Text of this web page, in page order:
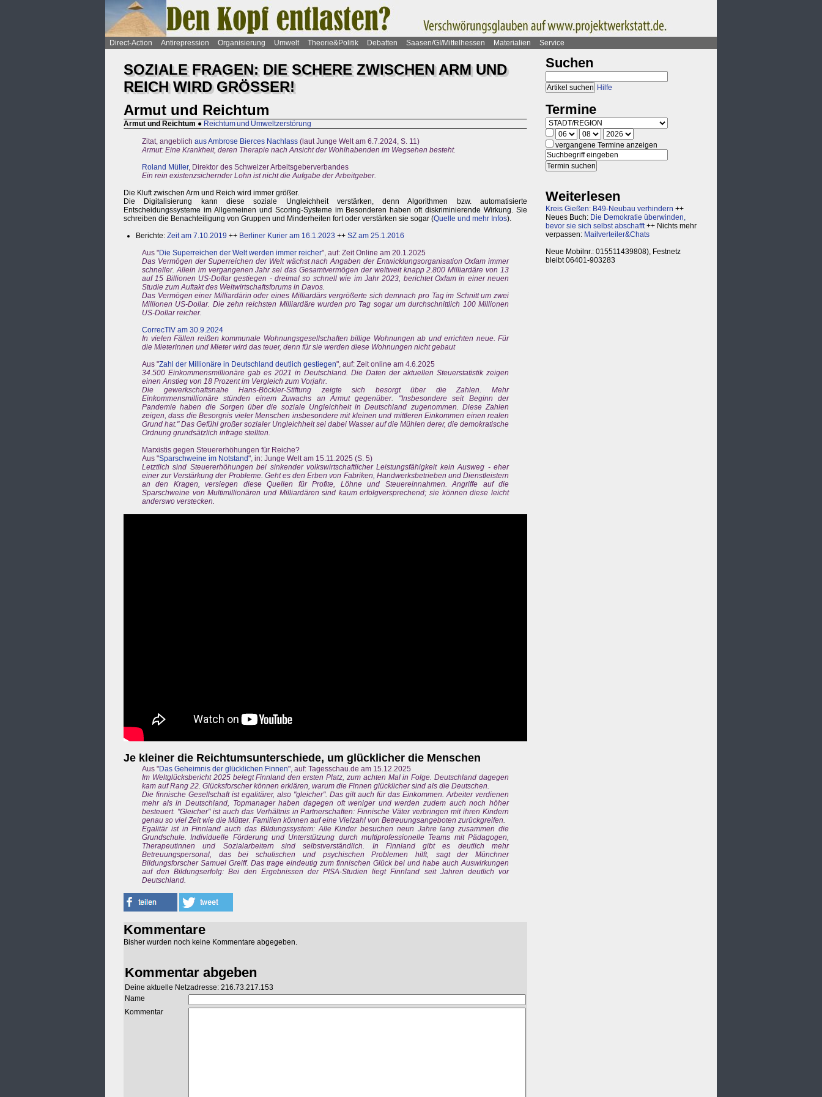
Direct-Action Antirepression Organisierung Umwelt Theorie&Politik Debatten Saasen/GI/Mittelhessen Materialien Service
SOZIALE FRAGEN: DIE SCHERE ZWISCHEN ARM UND
REICH WIRD GRÖSSER!
Armut und Reichtum
Armut und Reichtum ● Reichtum und Umweltzerstörung
Zitat, angeblich aus Ambrose Bierces Nachlass (laut Junge Welt am 6.7.2024, S. 11)
Armut: Eine Krankheit, deren Therapie nach Ansicht der Wohlhabenden im Wegsehen besteht.
Roland Müller, Direktor des Schweizer Arbeitsgeberverbandes
Ein rein existenzsichernder Lohn ist nicht die Aufgabe der Arbeitgeber.
Die Kluft zwischen Arm und Reich wird immer größer.
Die Digitalisierung kann diese soziale Ungleichheit verstärken, denn Algorithmen bzw. automatisierte
Entscheidungssysteme im Allgemeinen und Scoring-Systeme im Besonderen haben oft diskriminierende Wirkung. Sie
schreiben die Benachteiligung von Gruppen und Minderheiten fort oder verstärken sie sogar (Quelle und mehr Infos).
Berichte: Zeit am 7.10.2019 ++ Berliner Kurier am 16.1.2023 ++ SZ am 25.1.2016
Aus "Die Superreichen der Welt werden immer reicher", auf: Zeit Online am 20.1.2025
Das Vermögen der Superreichen der Welt wächst nach Angaben der Entwicklungsorganisation Oxfam immer
schneller. Allein im vergangenen Jahr sei das Gesamtvermögen der weltweit knapp 2.800 Milliardäre von 13
auf 15 Billionen US-Dollar gestiegen - dreimal so schnell wie im Jahr 2023, berichtet Oxfam in einer neuen
Studie zum Auftakt des Weltwirtschaftsforums in Davos.
Das Vermögen einer Milliardärin oder eines Milliardärs vergrößerte sich demnach pro Tag im Schnitt um zwei
Millionen US-Dollar. Die zehn reichsten Milliardäre wurden pro Tag sogar um durchschnittlich 100 Millionen
US-Dollar reicher.
CorrecTIV am 30.9.2024
In vielen Fällen reißen kommunale Wohnungsgesellschaften billige Wohnungen ab und errichten neue. Für
die Mieterinnen und Mieter wird das teuer, denn für sie werden diese Wohnungen nicht gebaut
Aus "Zahl der Millionäre in Deutschland deutlich gestiegen", auf: Zeit online am 4.6.2025
34.500 Einkommensmillionäre gab es 2021 in Deutschland. Die Daten der aktuellen Steuerstatistik zeigen
einen Anstieg von 18 Prozent im Vergleich zum Vorjahr.
Die gewerkschaftsnahe Hans-Böckler-Stiftung zeigte sich besorgt über die Zahlen. Mehr
Einkommensmillionäre stünden einem Zuwachs an Armut gegenüber. "Insbesondere seit Beginn der
Pandemie haben die Sorgen über die soziale Ungleichheit in Deutschland zugenommen. Diese Zahlen
zeigen, dass die Besorgnis vieler Menschen insbesondere mit kleinen und mittleren Einkommen einen realen
Grund hat." Das Gefühl großer sozialer Ungleichheit sei dabei Wasser auf die Mühlen derer, die demokratische
Ordnung grundsätzlich infrage stellten.
Marxistis gegen Steuererhöhungen für Reiche?
Aus "Sparschweine im Notstand", in: Junge Welt am 15.11.2025 (S. 5)
Letztlich sind Steuererhöhungen bei sinkender volkswirtschaftlicher Leistungsfähigkeit kein Ausweg - eher
einer zur Verstärkung der Probleme. Geht es den Erben von Fabriken, Handwerksbetrieben und Dienstleistern
an den Kragen, versiegen diese Quellen für Profite, Löhne und Steuereinnahmen. Angriffe auf die
Sparschweine von Multimillionären und Milliardären sind kaum erfolgversprechend; sie können diese leicht
anderswo verstecken.
Je kleiner die Reichtumsunterschiede, um glücklicher die Menschen
Aus "Das Geheimnis der glücklichen Finnen", auf: Tagesschau.de am 15.12.2025
Im Weltglücksbericht 2025 belegt Finnland den ersten Platz, zum achten Mal in Folge. Deutschland dagegen
kam auf Rang 22. Glücksforscher können erklären, warum die Finnen glücklicher sind als die Deutschen.
Die finnische Gesellschaft ist egalitärer, also "gleicher". Das gilt auch für das Einkommen. Arbeiter verdienen
mehr als in Deutschland, Topmanager haben dagegen oft weniger und werden zudem auch noch höher
besteuert. "Gleicher" ist auch das Verhältnis in Partnerschaften: Finnische Väter verbringen mit ihren Kindern
genau so viel Zeit wie die Mütter. Familien können auf eine Vielzahl von Betreuungsangeboten zurückgreifen.
Egalitär ist in Finnland auch das Bildungssystem: Alle Kinder besuchen neun Jahre lang zusammen die
Grundschule. Individuelle Förderung und Unterstützung durch multiprofessionelle Teams mit Pädagogen,
Therapeutinnen und Sozialarbeitern sind selbstverständlich. In Finnland gibt es deutlich mehr
Betreuungspersonal, das bei schulischen und psychischen Problemen hilft, sagt der Münchner
Bildungsforscher Samuel Greiff. Das trage eindeutig zum finnischen Glück bei und habe auch Auswirkungen
auf den Bildungserfolg: Bei den Ergebnissen der PISA-Studien liegt Finnland seit Jahren deutlich vor
Deutschland.
Kommentare
Bisher wurden noch keine Kommentare abgegeben.
Kommentar abgeben
Deine aktuelle Netzadresse: 216.73.217.153
Name
Kommentar
Suchen
Hilfe
Termine
vergangene Termine anzeigen
Weiterlesen
Kreis Gießen: B49-Neubau verhindern ++
Neues Buch: Die Demokratie überwinden,
bevor sie sich selbst abschafft++ Nichts mehr
verpassen: Mailverteiler&Chats
Neue Mobilnr.: 015511439808), Festnetz
bleibt 06401-903283